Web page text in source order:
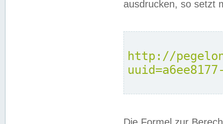
ausdrucken, so setzt
http://